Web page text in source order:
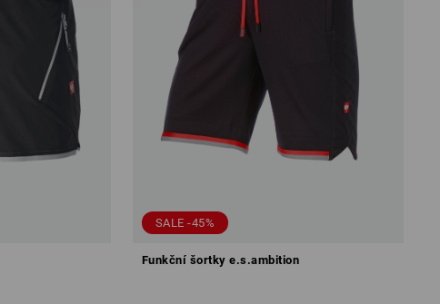
SALE -45%
Funkční šortky e.s.ambition